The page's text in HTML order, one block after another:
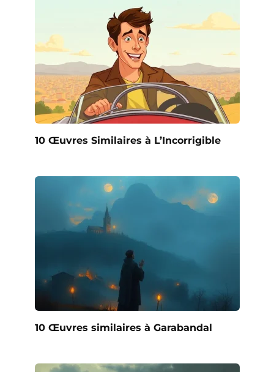
10 Œuvres Similaires à L’Incorrigible
10 Œuvres similaires à Garabandal